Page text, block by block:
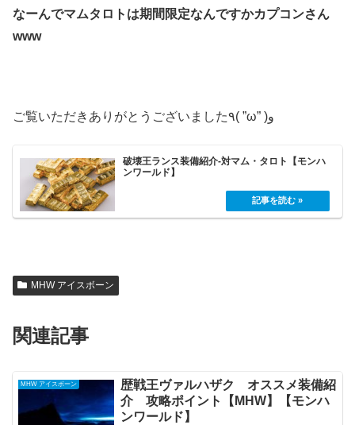
なーんでマムタロトは期間限定なんですかカプコンさん
www
ご覧いただきありがとうございました٩( ”ω” )و
破壊王ランス装備紹介-対マム・タロト【モンハ
ンワールド】
MHW アイスボーン
関連記事
MHW アイスボーン
歴戦王ヴァルハザク オススメ装備紹
介 攻略ポイント【MHW】【モンハ
ンワールド】